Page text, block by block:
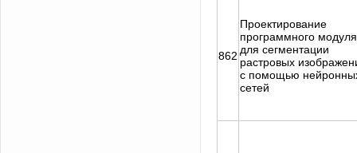
862
Проектирование
программного модуля
для сегментации
растровых
с помощью
сетей